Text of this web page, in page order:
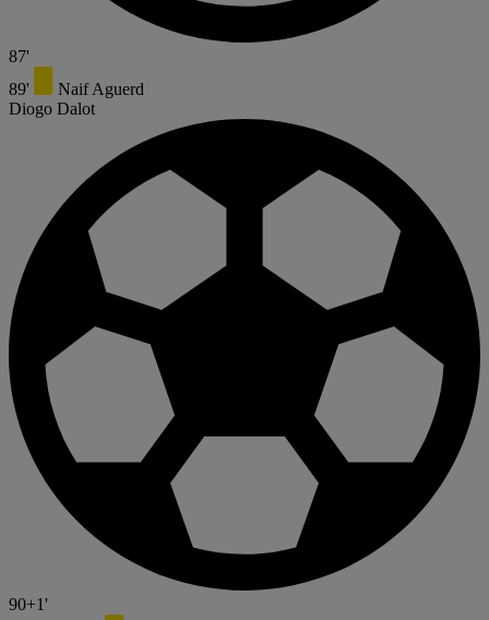
87'
89'
Naif Aguerd
Diogo Dalot
90+1'